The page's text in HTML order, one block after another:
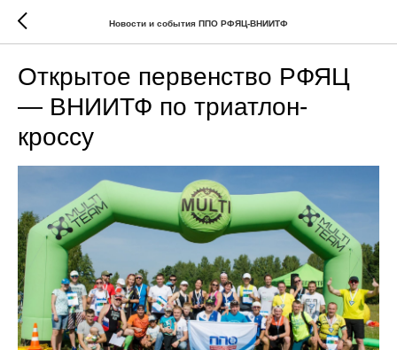
Новости и события ППО РФЯЦ-ВНИИТФ
Открытое первенство РФЯЦ
— ВНИИТФ по триатлон-
кроссу